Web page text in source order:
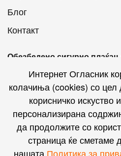
Блог
Контакт
Обезбедено сигурно
Интернет
Интернет Огласник
колачиња (cookies) со цел
корисничко
персонализирана
да продолжите со
страница ќе сметаме
нашата Политика за